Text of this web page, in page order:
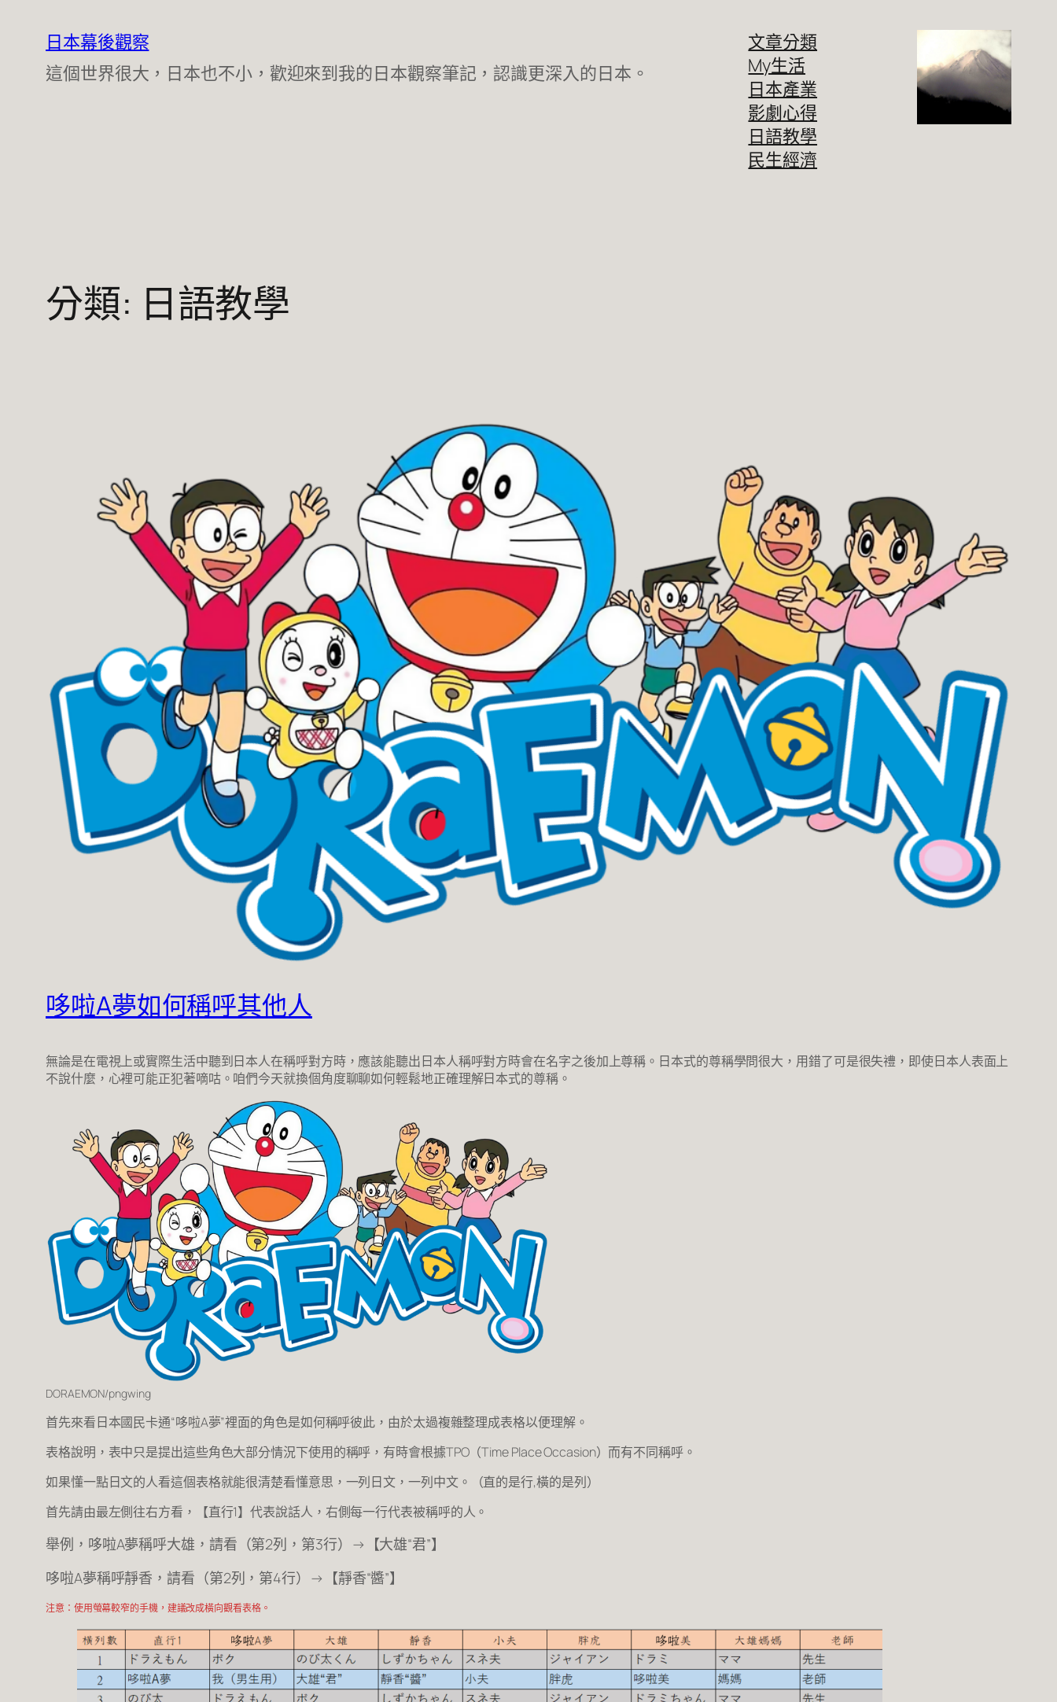
日本幕後觀察
這個世界很大，日本也不小，歡迎來到我的日本觀察筆記，認識更深入的日本。
文章分類
My生活
日本產業
影劇心得
日語教學
民生經濟
分類: 日語教學
哆啦A夢如何稱呼其他人
無論是在電視上或實際生活中聽到日本人在稱呼對方時，應該能聽出日本人稱呼對方時會在名字之後加上尊稱。日本式的尊稱學問很大，用錯了可是很失禮，即使日本人表面上
不說什麼，心裡可能正犯著嘀咕。咱們今天就換個角度聊聊如何輕鬆地正確理解日本式的尊稱。
DORAEMON/pngwing
首先來看日本國民卡通“哆啦A夢”裡面的角色是如何稱呼彼此，由於太過複雜整理成表格以便理解。
表格說明，表中只是提出這些角色大部分情況下使用的稱呼，有時會根據TPO（Time Place Occasion）而有不同稱呼。
如果懂一點日文的人看這個表格就能很清楚看懂意思，一列日文，一列中文。（直的是行,橫的是列）
首先請由最左側往右方看，【直行1】代表說話人，右側每一行代表被稱呼的人。
舉例，哆啦A夢稱呼大雄，請看（第2列，第3行）→【大雄“君”】
哆啦A夢稱呼靜香，請看（第2列，第4行）→【靜香“醬”】
注意：使用螢幕較窄的手機，建議改成橫向觀看表格。